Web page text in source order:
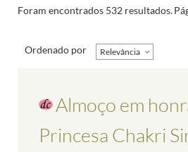
Foram encontrados 532 resultados.
Ordenado por Relevância
Almoço em
Princesa Chakri